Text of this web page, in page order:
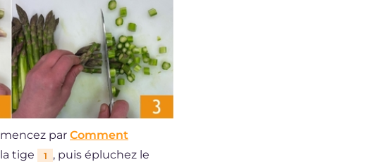
par Comment
tige 1
, puis épluchez le